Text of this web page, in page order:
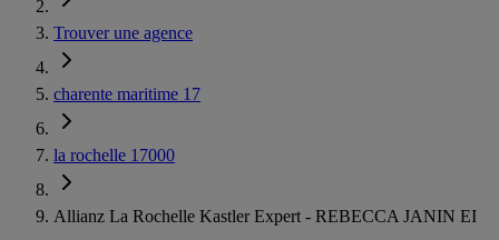
Trouver une agence
charente maritime 17
la rochelle 17000
Allianz La Rochelle Kastler Expert - REBECCA JANIN EI